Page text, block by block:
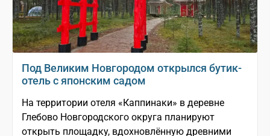
Под Великим Новгородом открылся бутик-
отель с японским садом
На территории отеля «Каппинаки» в деревне
Глебово Новгородского округа планируют
открыть площадку, вдохновлённую древними